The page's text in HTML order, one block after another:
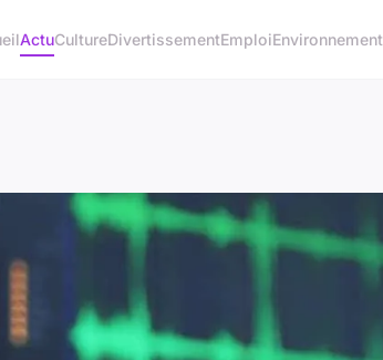
ActuCultureDivertissementEmploiEnvironnement